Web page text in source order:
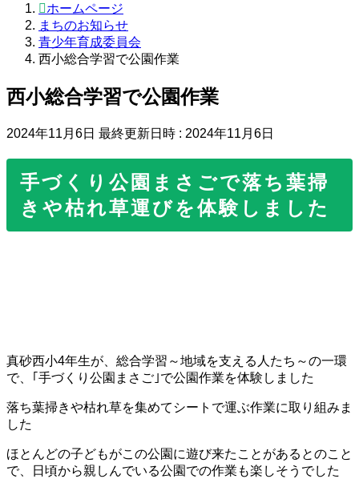
ホームページ
まちのお知らせ
青少年育成委員会
西小総合学習で公園作業
西小総合学習で公園作業
2024年11月6日 最終更新日時 : 2024年11月6日
手づくり公園まさごで落ち葉掃
きや枯れ草運びを体験しました
真砂西小4年生が、総合学習～地域を支える人たち～の一環
で、｢手づくり公園まさご｣で公園作業を体験しました
落ち葉掃きや枯れ草を集めてシートで運ぶ作業に取り組みま
した
ほとんどの子どもがこの公園に遊び来たことがあるとのこと
で、日頃から親しんでいる公園での作業も楽しそうでした